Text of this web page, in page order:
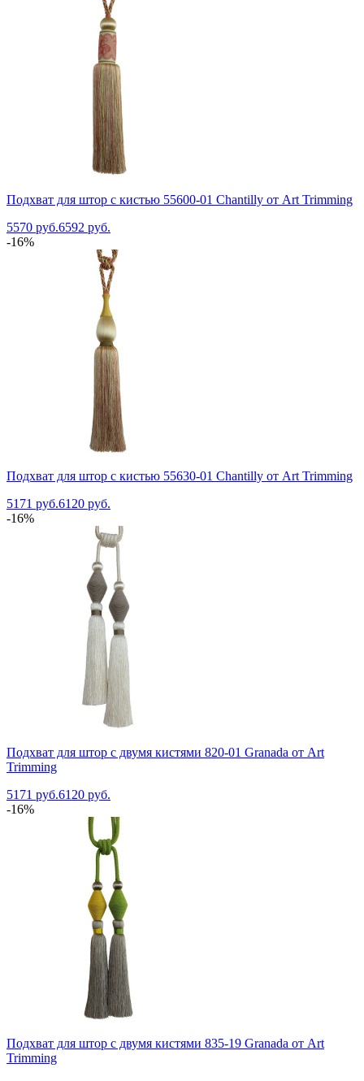
Подхват для штор с кистью 55600-01 Chantilly от Art Trimming
5570 руб.6592 руб.
-16%
Подхват для штор с кистью 55630-01 Chantilly от Art Trimming
5171 руб.6120 руб.
-16%
Подхват для штор с двумя кистями 820-01 Granada от Art
Trimming
5171 руб.6120 руб.
-16%
Подхват для штор с двумя кистями 835-19 Granada от Art
Trimming